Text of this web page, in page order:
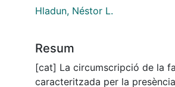
Hladun, Néstor L.
Resum
[cat] La circumscripció de la
caracteritzada per la